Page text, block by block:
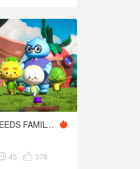
【COIX SEEDS FAMILY】薏米家族卡通形象设计方案
45 378